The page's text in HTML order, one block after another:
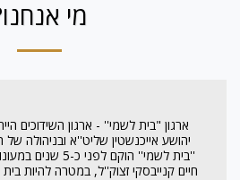
מי
ארגון "בית לשמי'' - ארגון השידוכים
יהושע אייכנשטין שליט''א ובניהולה
''בית לשמי'' הוקם
חיים קנייבסקי זצוק''ל, במטרה להיות